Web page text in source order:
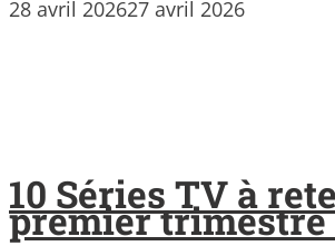
28 avril 202627 avril 2026
10 Séries TV à
premier trimestre